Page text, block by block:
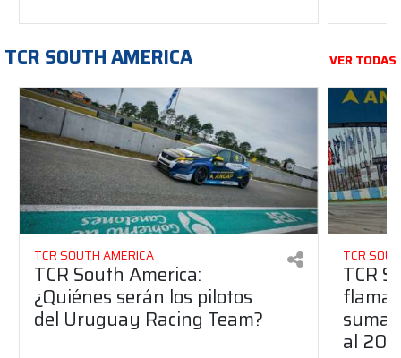
TCR SOUTH AMERICA VER TODAS
TCR SOUTH AMERICA
TCR South America:
¿Quiénes serán los pilotos
del Uruguay Racing Team?
TCR
TCR
suma
al